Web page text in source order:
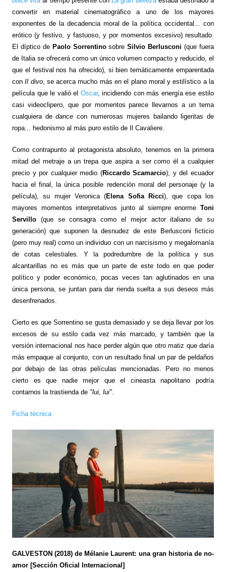
convertir en material cinematográfico a uno de los mayores
exponentes de la decadencia moral de la política occidental... con
erótico (y festivo, y fastuoso, y por momentos excesivo) resultado.
El díptico de Paolo SorrentinosobreSilvio Berlusconi (que fuera
de Italia se ofrecerá como un único volumen compacto y reducido, el
que el festival nos ha ofrecido), si bien temáticamente emparentada
conIl divo, se acerca mucho más en el plano moral y estilístico a la
película que le valió el Oscar, incidiendo con más energía ese estilo
casi videoclipero, que por momentos parece llevarnos a un tema
cualquiera dedancecon numerosas mujeres bailando ligeritas de
ropa... hedonismo al más puro estilo de Il Cavaliere.
Como contrapunto al protagonista absoluto, tenemos en la primera
mitad del metraje a un trepa que aspira a ser como él a cualquier
precio y por cualquier medio (Riccardo Scamarcio); y del ecuador
hacia el final, la única posible redención moral del personaje (y la
película), su mujer Veronica (Elena Sofia Ricci), que copa los
mayores momentos interpretativos junto al siempre enormeToni
Servillo(que se consagra como el mejor actor italiano de su
generación) que suponen la desnudez de este Berlusconi ficticio
(pero muy real) como un individuo con un narcisismo y megalomanía
de cotas celestiales. Y la podredumbre de la política y sus
alcantarillas no es más que un parte de este todo en que poder
político y poder económico, pocas veces tan aglutinados en una
única persona, se juntan para dar rienda suelta a sus deseos más
desenfrenados.
Cierto es que Sorrentino se gusta demasiado y se deja llevar por los
excesos de su estilo cada vez más marcado, y también que la
versión internacional nos hace perder algún que otro matiz que daría
más empaque al conjunto, con un resultado final un par de peldaños
por debajo de las otras películas mencionadas. Pero no menos
cierto es que nadie mejor que el cineasta napolitano podría
contarnos la trastienda de "lui, lui".
Ficha técnica
GALVESTON (2018) de Mélanie Laurent: una gran historia de no-
amor [Sección Oficial Internacional]